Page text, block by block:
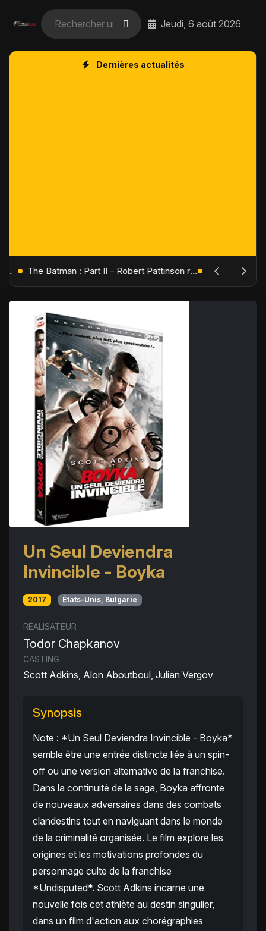
Jeudi, 6 août 2026
Dernières actualités
L'Âge de Glace : Le Réveil du Volcan – Manny, Sid et Diego de retour pour une aventure explosive The Batman : Part II – Robert Pattinson replonge dans les ténèbres de Gotham dès octobre 2027
Un Seul Deviendra
Invincible - Boyka
2017 États-Unis, Bulgarie
RÉALISATEUR
Todor Chapkanov
CASTING
Scott Adkins, Alon Aboutboul, Julian Vergov
Synopsis
Note : *Un Seul Deviendra Invincible - Boyka*
semble être une entrée distincte liée à un spin-
off ou une version alternative de la franchise.
Dans la continuité de la saga, Boyka affronte
de nouveaux adversaires dans des combats
clandestins tout en naviguant dans le monde
de la criminalité organisée. Le film explore les
origines et les motivations profondes du
personnage culte de la franchise
*Undisputed*. Scott Adkins incarne une
nouvelle fois cet athlète au destin singulier,
dans un film d'action aux chorégraphies